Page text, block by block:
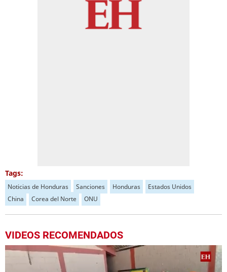
Tags:
Noticias de Honduras Sanciones Honduras
Estados Unidos
China
Corea del Norte ONU
VIDEOS RECOMENDADOS